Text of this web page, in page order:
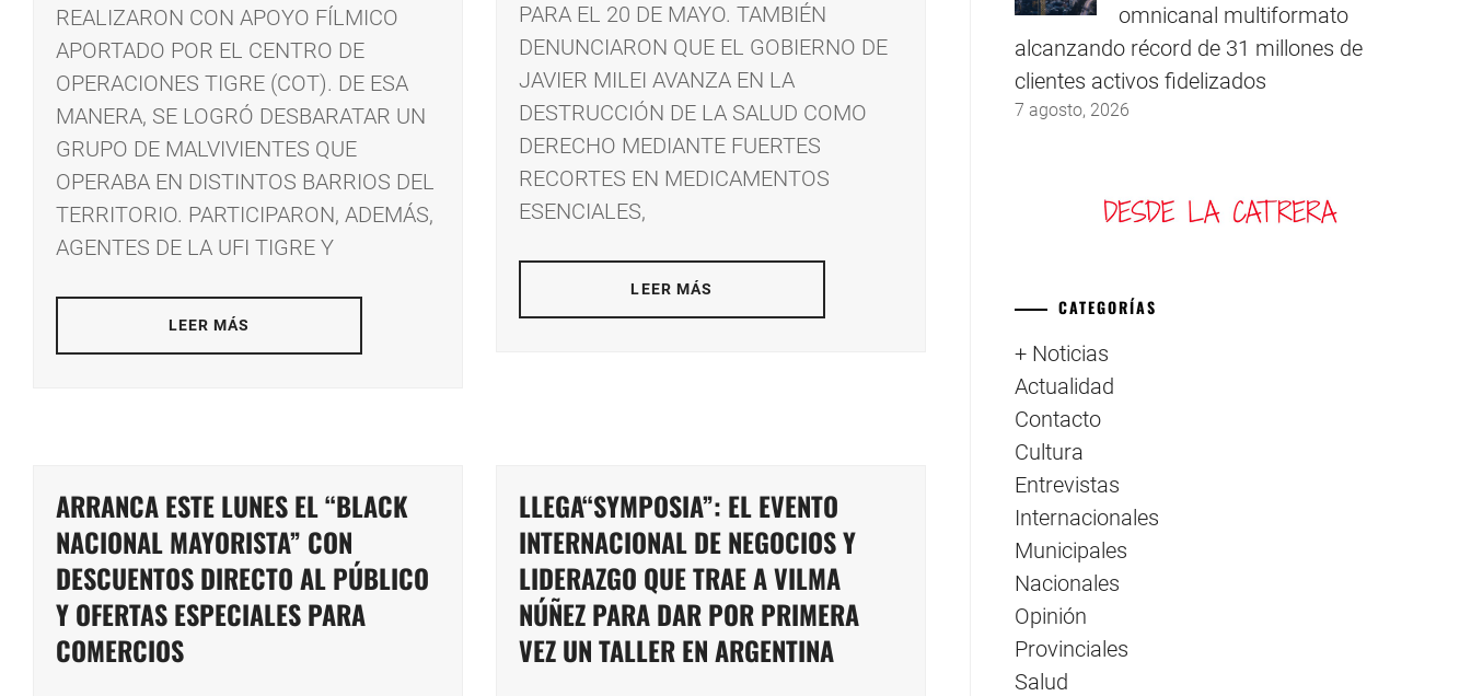
REALIZARON CON APOYO FÍLMICO
APORTADO POR EL CENTRO DE
OPERACIONES TIGRE (COT). DE ESA
MANERA, SE LOGRÓ DESBARATAR UN
GRUPO DE MALVIVIENTES QUE
OPERABA EN DISTINTOS BARRIOS DEL
TERRITORIO. PARTICIPARON, ADEMÁS,
AGENTES DE LA UFI TIGRE Y
LEER MÁS
PARA EL 20 DE MAYO. TAMBIÉN
DENUNCIARON QUE EL GOBIERNO DE
JAVIER MILEI AVANZA EN LA
DESTRUCCIÓN DE LA SALUD COMO
DERECHO MEDIANTE FUERTES
RECORTES EN MEDICAMENTOS
ESENCIALES,
LEER MÁS
ARRANCA ESTE LUNES EL “BLACK
NACIONAL MAYORISTA” CON
DESCUENTOS DIRECTO AL PÚBLICO
Y OFERTAS ESPECIALES PARA
COMERCIOS
LLEGA“SYMPOSIA”: EL EVENTO
INTERNACIONAL DE NEGOCIOS Y
LIDERAZGO QUE TRAE A VILMA
NÚÑEZ PARA DAR POR PRIMERA
VEZ UN TALLER EN ARGENTINA
omnicanal multiformato
alcanzando récord de 31 millones de
clientes activos fidelizados
7 agosto, 2026
CATEGORÍAS
+ Noticias
Actualidad
Contacto
Cultura
Entrevistas
Internacionales
Municipales
Nacionales
Opinión
Provinciales
Salud